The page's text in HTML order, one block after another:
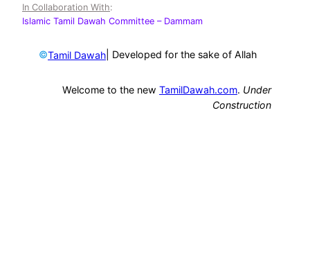
In Collaboration With:
Islamic Tamil Dawah Committee – Dammam
©Tamil Dawah | Developed for the sake of Allah
Welcome to the new TamilDawah.com. Under
Construction